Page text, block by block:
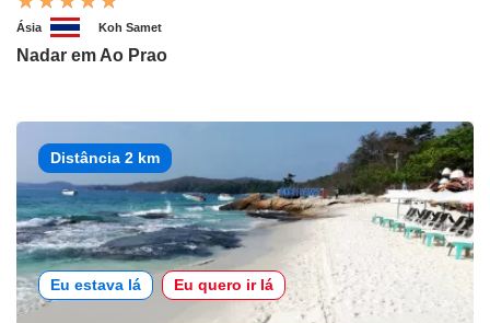
Ásia Koh Samet
Nadar em Ao Prao
Distância 2 km
Eu estava lá Eu quero ir lá